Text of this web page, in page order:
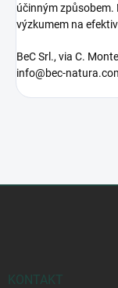
účinným způsobem.
výzkumem na
BeC Srl., via C.
info@bec-
KONTAKT